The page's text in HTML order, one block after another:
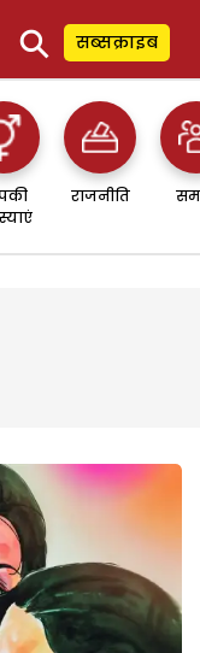
⚲ सब्सक्राइब
राजनीति